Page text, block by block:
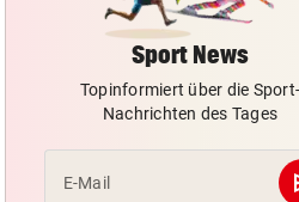
Sport News
Topinformiert über die
Nachrichten des Tages
E-Mail